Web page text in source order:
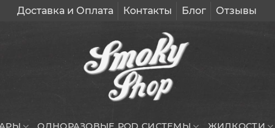
Доставка и Оплата Контакты Блог Отзывы